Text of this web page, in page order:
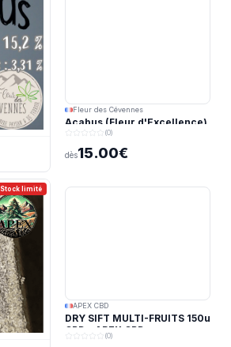
Fleur des Cévennes
Acabus (Fleur d'Excellence)
(0)
dès15.00€
Stock limité
APEX CBD
DRY SIFT MULTI-FRUITS 150u
CBD - APEX CBD
(0)